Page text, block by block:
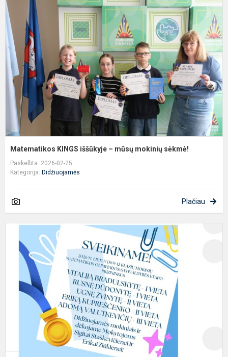
Matematikos KINGS iššūkyje – mūsų mokinių sėkmė!
Paskelbta: 2026-02-25
Kategorija: Didžiuojamės
Plačiau